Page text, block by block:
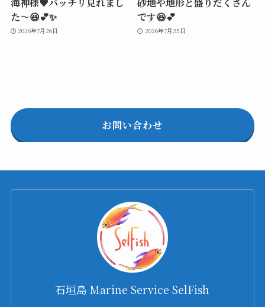
た～😆💕✨
2026年7月26日
です😆💕
2026年7月25日
お問い合わせ
石垣島 Marine Service SelFish